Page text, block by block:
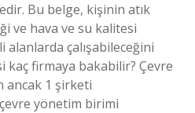
Bu belge, kişinin atık
ve hava ve su kalitesi
alanlarda çalışabileceğini
kaç firmaya bakabilir? Çevre
ancak 1 şirketi
yönetim birimi